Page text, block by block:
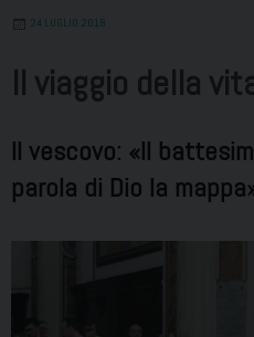
24 LUGLIO 2018
Il viaggio della
Il vescovo: «Il
parola di Dio la